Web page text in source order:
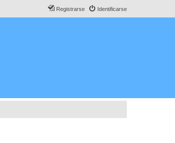
Identificarse
Registrarse